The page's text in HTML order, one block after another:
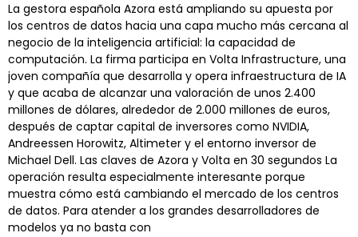
La gestora española Azora está ampliando su apuesta por
los centros de datos hacia una capa mucho más cercana al
negocio de la inteligencia artificial: la capacidad de
computación. La firma participa en Volta Infrastructure, una
joven compañía que desarrolla y opera infraestructura de IA
y que acaba de alcanzar una valoración de unos 2.400
millones de dólares, alrededor de 2.000 millones de euros,
después de captar capital de inversores como NVIDIA,
Andreessen Horowitz, Altimeter y el entorno inversor de
Michael Dell. Las claves de Azora y Volta en 30 segundos La
operación resulta especialmente interesante porque
muestra cómo está cambiando el mercado de los centros
de datos. Para atender a los grandes desarrolladores de
modelos ya no basta con